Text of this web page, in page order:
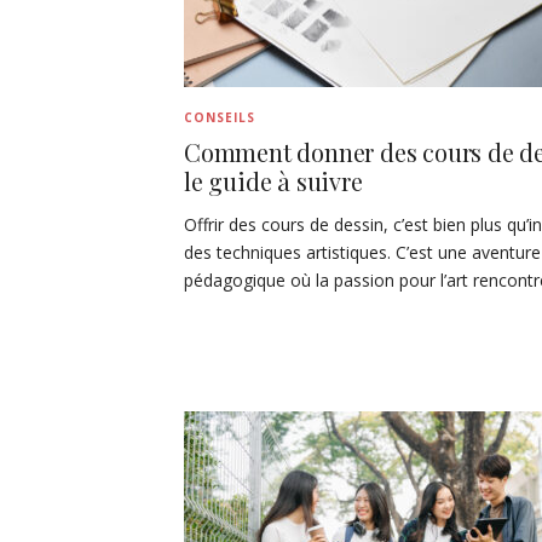
CONSEILS
Comment donner des cours de
le guide à suivre
Offrir des cours de dessin, c’est bien plus
des techniques artistiques. C’est une aventure
pédagogique où la passion pour l’art